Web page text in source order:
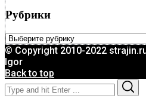
Рубрики
Рубрики
© Copyright 2010-2022
Igor
Back to top
Search
for: